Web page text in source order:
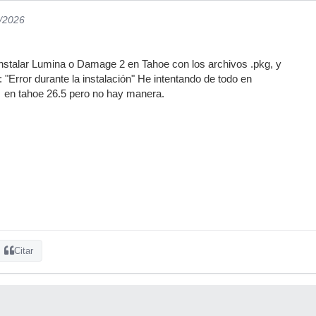
2026
Lumina o Damage 2 en Tahoe con los archivos .pkg, y
durante la instalación" He intentando de todo en
tahoe 26.5 pero no hay manera.
Citar